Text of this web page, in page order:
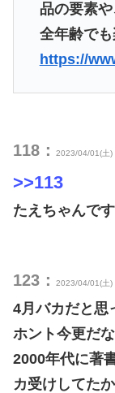
品の要素
全年齢でも
https://
118： 2023/04/01(土)
>>113
たえちゃんで
123： 2023/04/01(土
4月バカだと思
ホント今更だ
2000年代に著
カ受けしてた